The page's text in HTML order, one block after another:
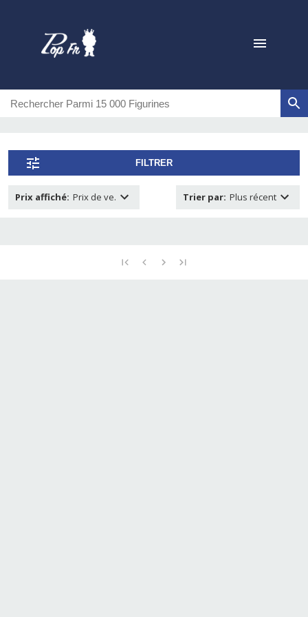
FILTRER
Prix affiché: Prix de ve. Trier par: Plus récent